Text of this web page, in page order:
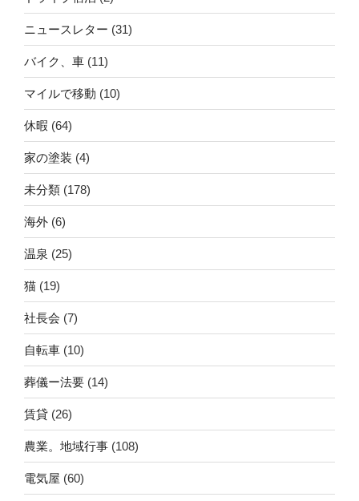
ニュースレター (31)
バイク、車 (11)
マイルで移動 (10)
休暇 (64)
家の塗装 (4)
未分類 (178)
海外 (6)
温泉 (25)
猫 (19)
社長会 (7)
自転車 (10)
葬儀ー法要 (14)
賃貸 (26)
農業。地域行事 (108)
電気屋 (60)